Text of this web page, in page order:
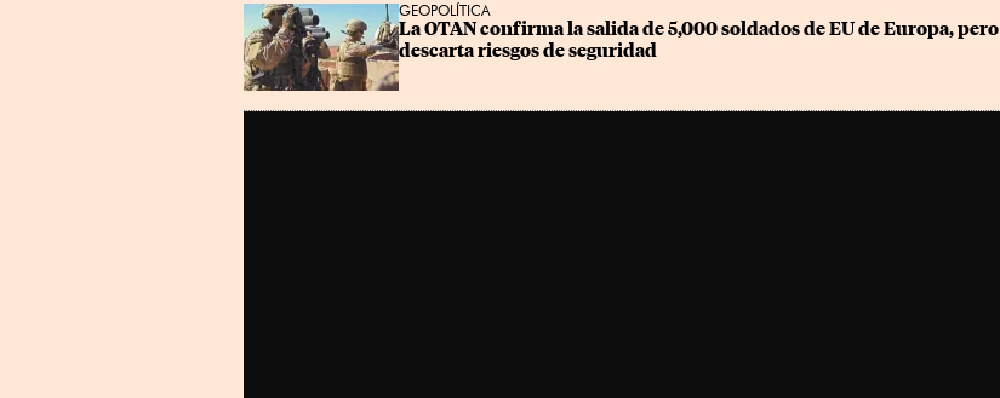
GEOPOLÍTICA
La OTAN confirma la salida de 5,000 soldados de EU de Europa, pero
descarta riesgos de seguridad